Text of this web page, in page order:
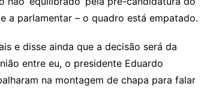
a
g
e
k.
o
m
e o
M
ai
l
d
a parlamentar – o quadro está empatado.
e disse ainda que a decisão será da
entre eu, o presidente Eduardo
na montagem de chapa para falar